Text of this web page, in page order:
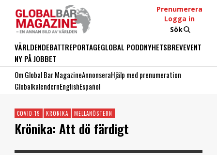
Prenumerera
Logga in
Sök
VÄRLDENDEBATTREPORTAGEGLOBAL PODDNYHETSBREVEVENT
NY PÅ JOBBET
Om Global Bar MagazineAnnonseraHjälp med prenumeration
GlobalkalendernEnglishEspañol
COVID-19 KRÖNIKA MELLANÖSTERN
Krönika: Att dö färdigt